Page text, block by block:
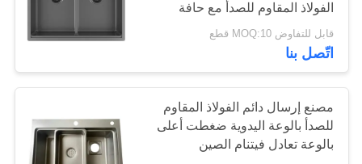
مزدوج السلطانية
بالوعة المطبخ
34
الفولاذ المقاوم للصدأ مع حافة
قابل للتفاوض MOQ:10 قطع
اتّصل بنا
مصنع إرسال دائم الفولاذ المقاوم
للصدأ بالوعة اليدوية ضغطت أعلى
بالوعة تعادل فيتنام الصين